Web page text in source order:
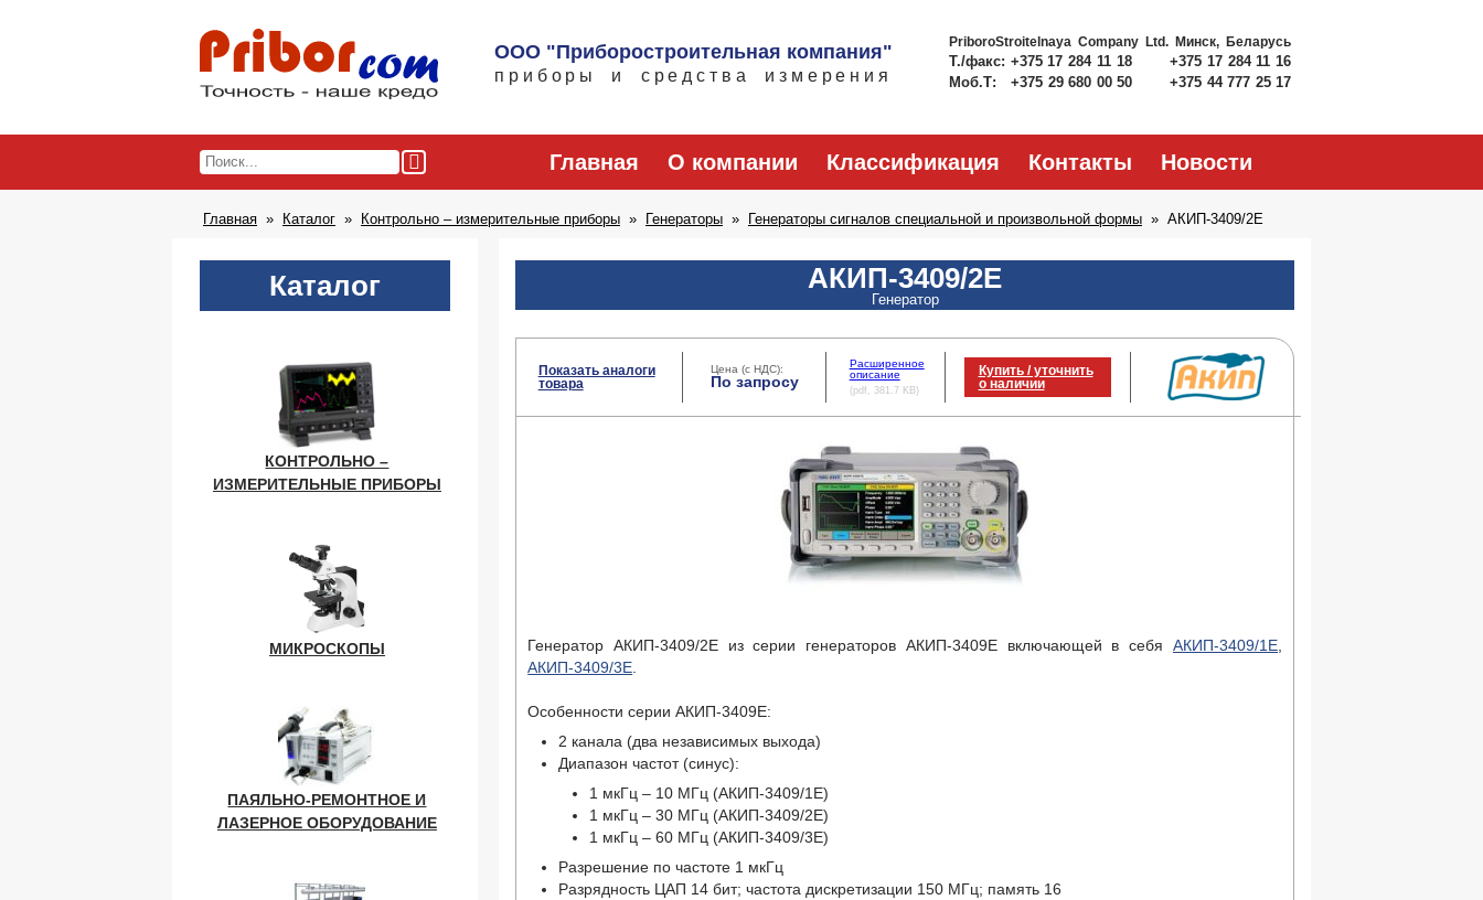
ООО "Приборостроительная компания"
приборы и средства измерения
PriboroStroitelnaya Company Ltd. Минск, Беларусь
Т./факс: +375 17 284 11 18
+375 17 284 11 16
Моб.Т:
+375 29 680 00 50 +375 44 777 25 17
Главная О компании Классификация Контакты Новости
Главная Каталог Контрольно – измерительные приборы Генераторы Генераторы сигналов специальной и произвольной формы АКИП-3409/2E
Каталог
КОНТРОЛЬНО –
ИЗМЕРИТЕЛЬНЫЕ ПРИБОРЫ
МИКРОСКОПЫ
ПАЯЛЬНО-РЕМОНТНОЕ И
ЛАЗЕРНОЕ ОБОРУДОВАНИЕ
АКИП-3409/2E
Генератор
Показать аналоги
товара
Цена (с НДС):
По запросу
Расширенное
описание
(pdf, 381.7 KB)
Купить / уточнить
о наличии
Генератор АКИП-3409/2E из серии генераторов АКИП-3409Е включающей в себя АКИП-3409/1E
АКИП-3409/3E
Особенности серии АКИП-3409Е:
2 канала (два независимых выхода)
Диапазон частот (синус):
1 мкГц – 10 МГц (АКИП-3409/1Е)
1 мкГц – 30 МГц (АКИП-3409/2Е)
1 мкГц – 60 МГц (АКИП-3409/3Е)
Разрешение по частоте 1 мкГц
Разрядность ЦАП 14 бит; частота дискретизации 150 МГц; память 16